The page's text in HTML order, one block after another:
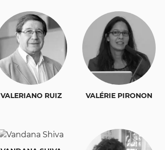
VALERIANO RUIZ VALÉRIE PIRONON